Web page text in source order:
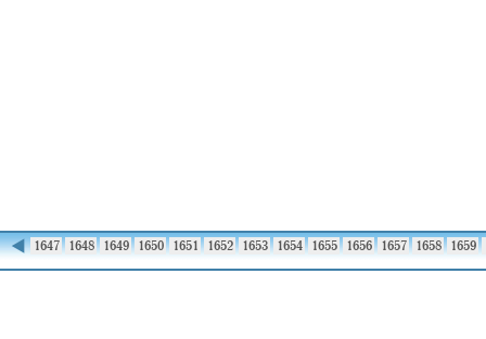
◀ 1647 1648 1649 1650 1651 1652 1653 1654 1655 1656 1657 1658 1659